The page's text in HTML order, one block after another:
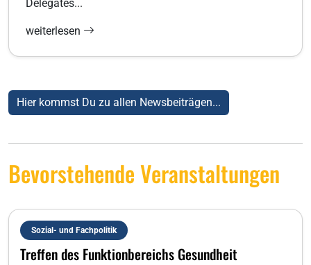
Delegates...
weiterlesen
Hier kommst Du zu allen Newsbeiträgen...
Bevorstehende Veranstaltungen
Sozial- und Fachpolitik
Treffen des Funktionbereichs Gesundheit